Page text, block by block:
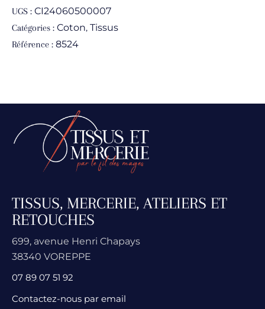
UGS : CI24060500007
Catégories : Coton, Tissus
Référence : 8524
TISSUS, MERCERIE, ATELIERS ET
RETOUCHES
699, avenue Henri Chapays
38340 VOREPPE
07 89 07 51 92
Contactez-nous par email